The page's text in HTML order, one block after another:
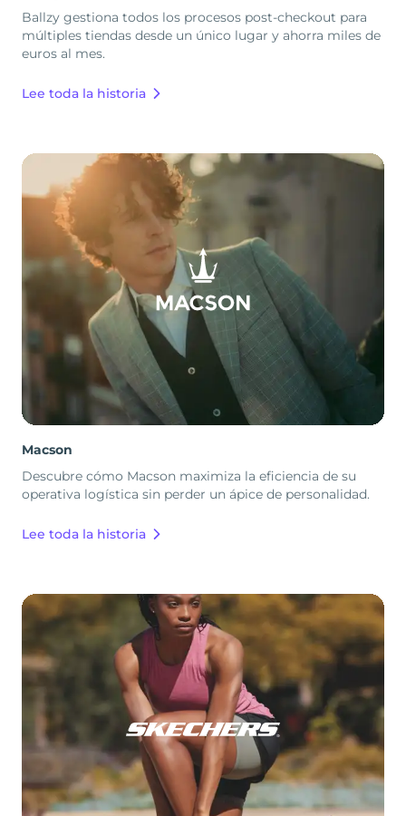
Ballzy gestiona todos los procesos post-checkout para
múltiples tiendas desde un único lugar y ahorra miles de
euros al mes.
Lee toda la historia
Macson
Descubre cómo Macson maximiza la eficiencia de su
operativa logística sin perder un ápice de personalidad.
Lee toda la historia